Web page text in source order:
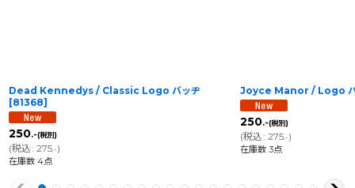
Dead Kennedys / Classic Logo バッヂ
[81368]
250.-(税別)
(税込: 275.-)
在庫数 4点
Joyce Manor / Logo
250.-(税別)
(税込: 275.-)
在庫数 3点